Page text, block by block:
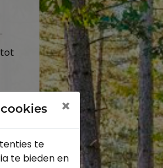
tot
×
te
te bieden en